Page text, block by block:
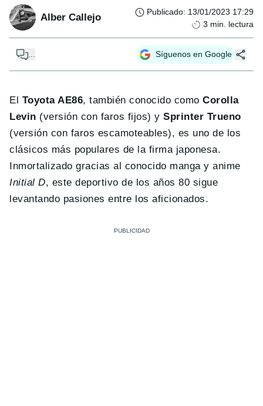
Alber Callejo Publicado: 13/01/2023 17:29
3 min. lectura
... Síguenos en Google
El Toyota AE86, también conocido comoCorolla
Levin (versión con faros fijos) ySprinter Trueno
(versión con faros escamoteables), es uno de los
clásicos más populares de la firma japonesa.
Inmortalizado gracias al conocido manga y anime
Initial D, este deportivo de los años 80 sigue
levantando pasiones entre los aficionados.